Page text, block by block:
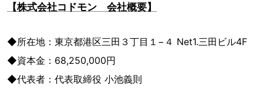
【株式会社コドモン 会社概要】
◆所在地：東京都港区三田３丁目１−４ Net1.三田ビル4F
◆資本金：68,250,000円
◆代表者：代表取締役 小池義則